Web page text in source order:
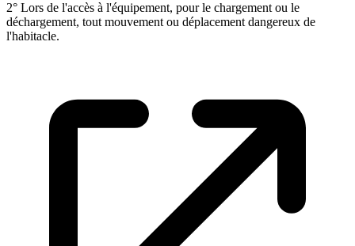
2° Lors de l'accès à l'équipement, pour le chargement ou le
déchargement, tout mouvement ou déplacement dangereux de
l'habitacle.